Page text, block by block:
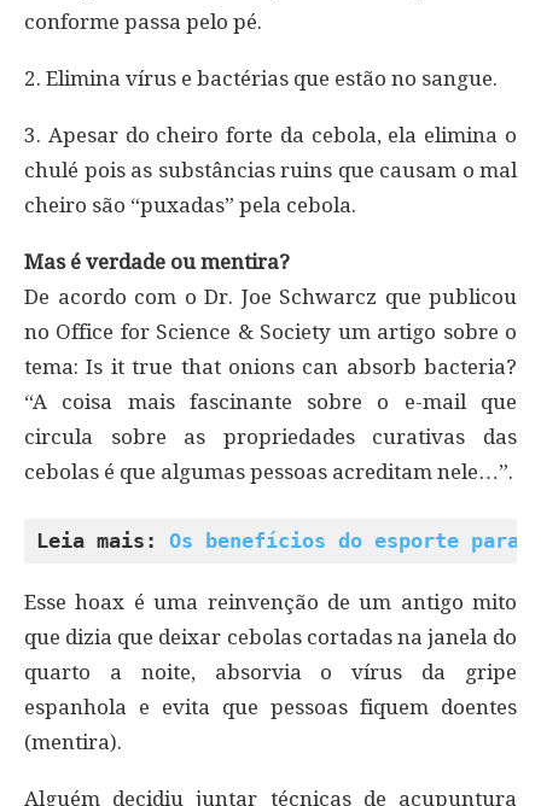
conforme passa pelo pé.
2. Elimina vírus e bactérias que estão no sangue.
3. Apesar do cheiro forte da cebola, ela elimina o
chulé pois as substâncias ruins que causam o mal
cheiro são “puxadas” pela cebola.
Mas é verdade ou mentira?
De acordo com o Dr. Joe Schwarcz que publicou
no Office for Science & Society um artigo sobre o
tema: Is it true that onions can absorb bacteria?
“A coisa mais fascinante sobre o e-mail que
circula sobre as propriedades curativas das
cebolas é que algumas pessoas acreditam nele…”.
Leia mais: Os benefícios do esporte para
Esse hoax é uma reinvenção de um antigo mito
que dizia que deixar cebolas cortadas na janela do
quarto a noite, absorvia o vírus da gripe
espanhola e evita que pessoas fiquem doentes
(mentira).
Alguém decidiu juntar técnicas de acupuntura